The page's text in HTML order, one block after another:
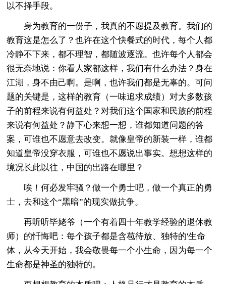
以不择手段。
身为教育的一份子，我真的不愿提及教育。我们的
教育这是怎么了？也许在这个快餐式的时代，每个人都
冷静不下来，都不理智，都随波逐流。也许每个人都会
很无奈地说：你看人家都这样，我们有什么办法？身在
江湖，身不由己啊。是啊，也许我们都是无辜的。可问
题的关键是，这样的教育（一味追求成绩）对大多数孩
子的前程来说有何益处？对我们这个国家和民族的前程
来说有何益处？静下心来想一想，谁都知道问题的答
案，可谁也不愿意去改变。就像皇帝的新装一样，谁都
知道皇帝没穿衣服，可谁也不愿说出事实。想想这样的
境况长此以往，中国的出路在哪里？
唉！何必发牢骚？做一个勇士吧，做一个真正的勇
士，去和这个“黑暗”的现实做抗争。
再听听毕姥爷（一个有着四十年教学经验的退休教
师）的忏悔吧：每个孩子都是含苞待放、独特的'生命
体，从今天开始，我会敬畏每一个小生命，因为每一个
生命都是神圣的独特的。